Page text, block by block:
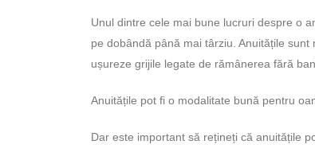
Unul dintre cele mai bune lucruri despre o
pe dobândă până mai târziu. Anuitățile
ușureze grijile legate de rămânerea fără
Anuitățile pot fi o modalitate bună pentru
Dar este important să rețineți că anuitățile